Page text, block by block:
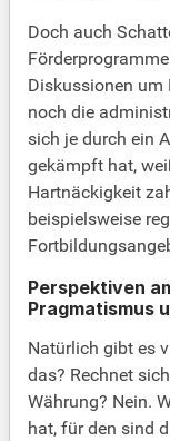
Doch auch
Diskussionen
noch die
sich je durch ein
gekämpft hat,
Hartnäckigkeit
beispielsweise
Perspektiven
Pragmatismus
Natürlich gibt es
das? Rechnet
Währung? Nein.
hat, für den sind